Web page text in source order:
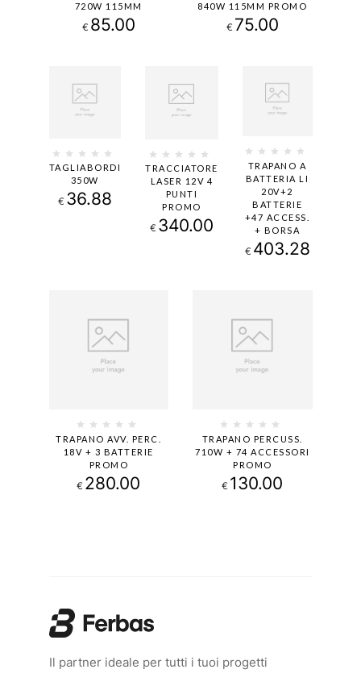
720W 115MM
€ 85.00
840W 115MM PROMO
€ 75.00
TAGLIABORDI
350W
€ 36.88
TRACCIATORE
LASER 12V 4
PUNTI
PROMO
€ 340.00
TRAPANO A
BATTERIA LI
20V+2
BATTERIE
+47 ACCESS.
+ BORSA
€ 403.28
TRAPANO AVV. PERC.
18V + 3 BATTERIE
PROMO
€ 280.00
TRAPANO PERCUSS.
710W + 74 ACCESSORI
PROMO
€ 130.00
Il partner ideale per tutti i tuoi progetti